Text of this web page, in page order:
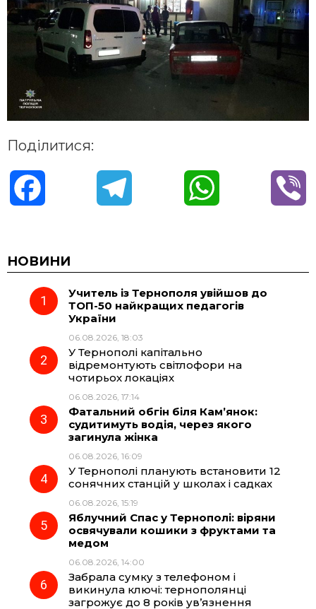
Поділитися:
c
e
o
k
e
r
a
m
t
A
НОВИНИ
Учитель із Тернополя увійшов до
ТОП-50 найкращих педагогів
України
06.08.2026, 18:03
У Тернополі капітально
відремонтують світлофори на
чотирьох локаціях
06.08.2026, 17:14
Фатальний обгін біля Кам’янок:
судитимуть водія, через якого
загинула жінка
06.08.2026, 16:09
У Тернополі планують встановити 12
сонячних станцій у школах і садках
06.08.2026, 15:19
Яблучний Спас у Тернополі: віряни
освячували кошики з фруктами та
медом
06.08.2026, 14:00
Забрала сумку з телефоном і
викинула ключі: тернополянці
загрожує до 8 років ув’язнення